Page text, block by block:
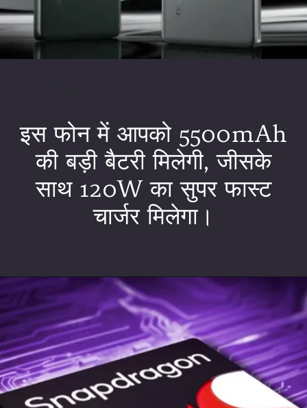
इस फोन में आपको 5500mAh
की बड़ी बैटरी मिलेगी, जीसके
साथ 120W का सुपर फास्ट
चार्जर मिलेगा।